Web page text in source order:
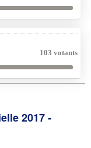
103 votants
2017 -